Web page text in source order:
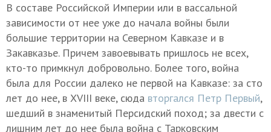
В составе Российской Империи или в вассальной
зависимости от нее уже до начала войны были
большие территории на Северном Кавказе и в
Закавказье. Причем завоевывать пришлось не всех,
кто-то примкнул добровольно. Более того, война
была для России далеко не первой на Кавказе: за сто
лет до нее, в XVIII веке, сюда вторгался Петр Первый,
шедший в знаменитый Персидский поход; за двести с
лишним лет до нее была война с Тарковским